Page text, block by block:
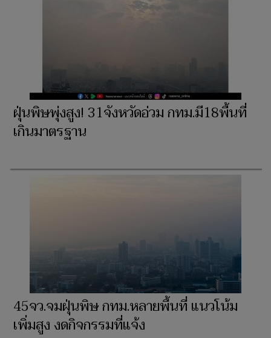
ฝุ่นพิษพุ่งสูง! 31จังหวัดอ่วม กทม.มี18พื้นที่
เกินมาตรฐาน
45จว.จมฝุ่นพิษ กทม.หลายพื้นที่ แนวโน้ม
เพิ่มสูง งดกิจกรรมที่แจ้ง